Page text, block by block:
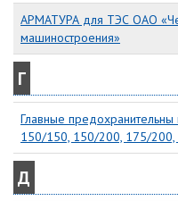
АРМАТУРА для ТЭС ОАО
машиностроения»
Г
Главные
150/150, 150/200, 175/
Д